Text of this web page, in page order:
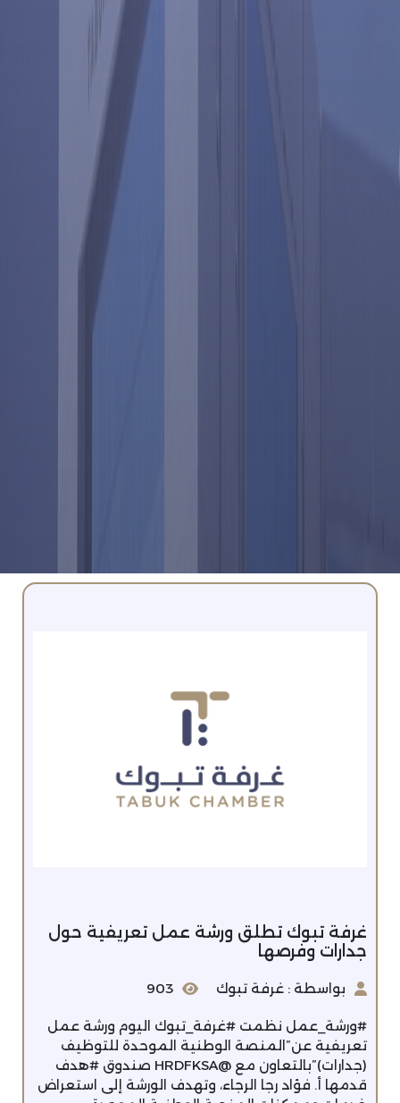
غرفة تبوك تطلق ورشة عمل تعريفية حول
جدارات وفرصها
بواسطة : غرفة تبوك 903
#ورشة_عمل نظمت #غرفة_تبوك اليوم ورشة عمل
تعريفية عن”المنصة الوطنية الموحدة للتوظيف
(جدارات)”بالتعاون مع @HRDFKSA صندوق #هدف
قدمها أ. فؤاد رجا الرجاء، وتهدف الورشة إلى استعراض